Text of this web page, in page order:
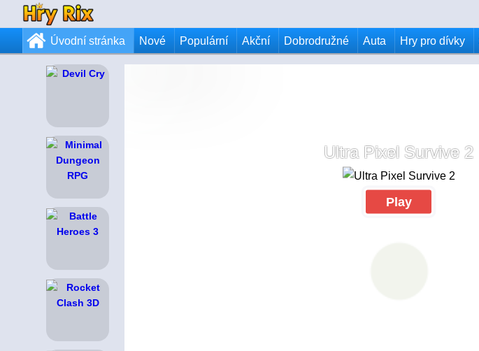
Úvodní stránka Nové Populární Akční Dobrodružné Auta Hry pro dívky
Ultra Pixel Survive 2
Play